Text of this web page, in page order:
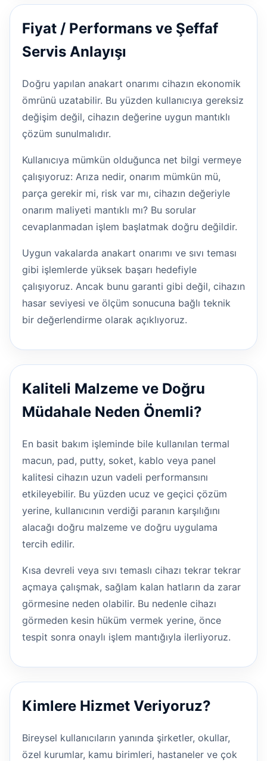
Fiyat / Performans ve Şeffaf
Servis Anlayışı
Doğru yapılan anakart onarımı cihazın ekonomik
ömrünü uzatabilir. Bu yüzden kullanıcıya gereksiz
değişim değil, cihazın değerine uygun mantıklı
çözüm sunulmalıdır.
Kullanıcıya mümkün olduğunca net bilgi vermeye
çalışıyoruz: Arıza nedir, onarım mümkün mü,
parça gerekir mi, risk var mı, cihazın değeriyle
onarım maliyeti mantıklı mı? Bu sorular
cevaplanmadan işlem başlatmak doğru değildir.
Uygun vakalarda anakart onarımı ve sıvı teması
gibi işlemlerde yüksek başarı hedefiyle
çalışıyoruz. Ancak bunu garanti gibi değil, cihazın
hasar seviyesi ve ölçüm sonucuna bağlı teknik
bir değerlendirme olarak açıklıyoruz.
Kaliteli Malzeme ve Doğru
Müdahale Neden Önemli?
En basit bakım işleminde bile kullanılan termal
macun, pad, putty, soket, kablo veya panel
kalitesi cihazın uzun vadeli performansını
etkileyebilir. Bu yüzden ucuz ve geçici çözüm
yerine, kullanıcının verdiği paranın karşılığını
alacağı doğru malzeme ve doğru uygulama
tercih edilir.
Kısa devreli veya sıvı temaslı cihazı tekrar tekrar
açmaya çalışmak, sağlam kalan hatların da zarar
görmesine neden olabilir. Bu nedenle cihazı
görmeden kesin hüküm vermek yerine, önce
tespit sonra onaylı işlem mantığıyla ilerliyoruz.
Kimlere Hizmet Veriyoruz?
Bireysel kullanıcıların yanında şirketler, okullar,
özel kurumlar, kamu birimleri, hastaneler ve çok